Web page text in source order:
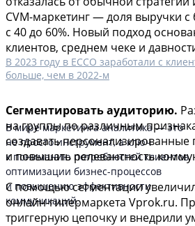
В мире маркетинга аналитика — это
не просто инструмент, а ключ
к пониманию потребностей клиентов,
оптимизации бизнес-процессов
и повышению эффективности
коммуникаций.
CVM-маркетинг — доля выручки с
с 40 до 60%. Новый подход
клиентов, среднем чеке и
В 2023 году в ECCO заработали с
больше, чем в 2022-м
Сегментировать аудиторию.
на группы по различным
создавать
и повышать релевантность
С помощью сегментации
онлайн-гипермаркета Vprok.ru.
триггерную цепочку и внедрили